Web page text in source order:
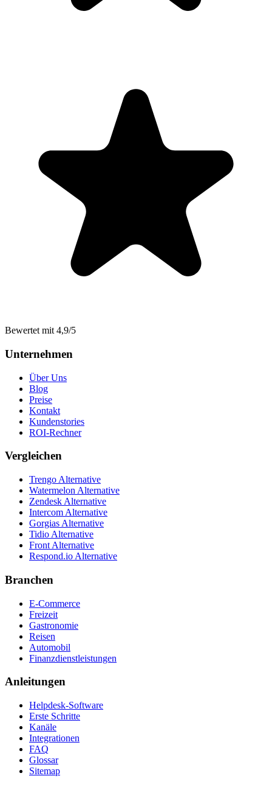
Bewertet mit 4,9/5
Unternehmen
Über Uns
Blog
Preise
Kontakt
Kundenstories
ROI-Rechner
Vergleichen
Trengo Alternative
Watermelon Alternative
Zendesk Alternative
Intercom Alternative
Gorgias Alternative
Tidio Alternative
Front Alternative
Respond.io Alternative
Branchen
E-Commerce
Freizeit
Gastronomie
Reisen
Automobil
Finanzdienstleistungen
Anleitungen
Helpdesk-Software
Erste Schritte
Kanäle
Integrationen
FAQ
Glossar
Sitemap